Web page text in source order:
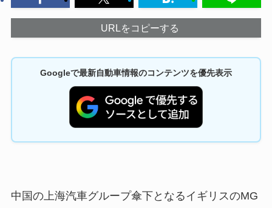
URLをコピーする
Googleで最新自動車情報のコンテンツを優先表示
中国の上海汽車グループ傘下となるイギリスのMG